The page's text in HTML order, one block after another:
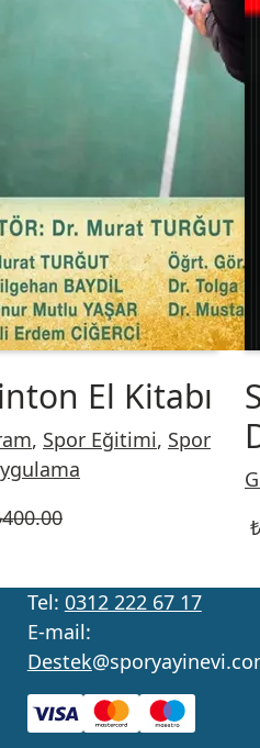
El Kitabı
, Spor Eğitimi, Spor
400.00 ₺
Tel: 0312 222 67 17
E-mail:
Destek